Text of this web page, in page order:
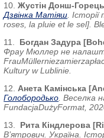
10.Жустін Донш-
Дзвінка Матіяш .
roses, la pluie et le sel].
11. Богдан Задура [
Фрау Мюллер не
FrauMüllerniezamierzapł
Kultury w Lublinie.
12. Анета Камінська [
Голобородько . Веселка
FundacjaDużyFormat,
13. Рита Кіндлерова
В’ятрович. Україна.